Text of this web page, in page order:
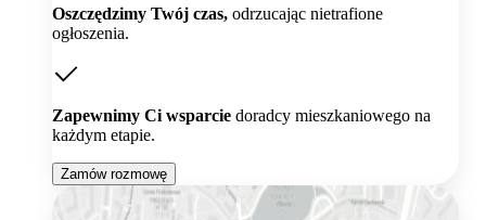
Oszczędzimy Twój czas, odrzucając nietrafione
ogłoszenia.
Zapewnimy Ci wsparcie doradcy mieszkaniowego na
każdym etapie.
Zamów rozmowę